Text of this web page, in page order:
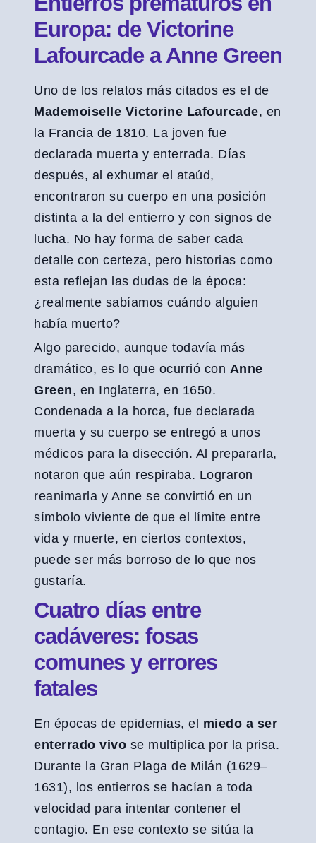
Europa: de Victorine
Lafourcade a Anne Green
Uno de los relatos más citados es el de
Mademoiselle Victorine Lafourcade, en
la Francia de 1810. La joven fue
declarada muerta y enterrada. Días
después, al exhumar el ataúd,
encontraron su cuerpo en una posición
distinta a la del entierro y con signos de
lucha. No hay forma de saber cada
detalle con certeza, pero historias como
esta reflejan las dudas de la época:
¿realmente sabíamos cuándo alguien
había muerto?
Algo parecido, aunque todavía más
dramático, es lo que ocurrió con Anne
Green, en Inglaterra, en 1650.
Condenada a la horca, fue declarada
muerta y su cuerpo se entregó a unos
médicos para la disección. Al prepararla,
notaron que aún respiraba. Lograron
reanimarla y Anne se convirtió en un
símbolo viviente de que el límite entre
vida y muerte, en ciertos contextos,
puede ser más borroso de lo que nos
gustaría.
Cuatro días entre
cadáveres: fosas
comunes y errores
fatales
En épocas de epidemias, el miedo a ser
enterrado vivo se multiplica por la prisa.
Durante la Gran Plaga de Milán (1629–
1631), los entierros se hacían a toda
velocidad para intentar contener el
contagio. En ese contexto se sitúa la